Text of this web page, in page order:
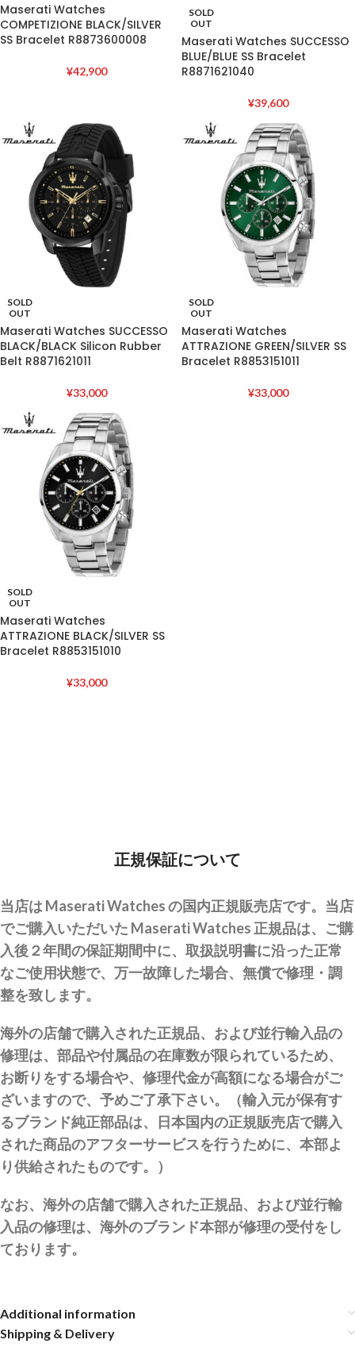
Maserati Watches
COMPETIZIONE BLACK/SILVER
SS Bracelet R8873600008
¥42,900
SOLD
OUT
Maserati Watches SUCCESSO
BLUE/BLUE SS Bracelet
R8871621040
¥39,600
SOLD
OUT
Maserati Watches SUCCESSO
BLACK/BLACK Silicon Rubber
Belt R8871621011
¥33,000
SOLD
OUT
Maserati Watches
ATTRAZIONE GREEN/SILVER SS
Bracelet R8853151011
¥33,000
SOLD
OUT
Maserati Watches
ATTRAZIONE BLACK/SILVER SS
Bracelet R8853151010
¥33,000
正規保証について
当店は Maserati Watches の国内正規販売店です。当店
でご購入いただいた Maserati Watches 正規品は、ご購
入後２年間の保証期間中に、取扱説明書に沿った正常
なご使用状態で、万一故障した場合、無償で修理・調
整を致します。
海外の店舗で購入された正規品、および並行輸入品の
修理は、部品や付属品の在庫数が限られているため、
お断りをする場合や、修理代金が高額になる場合がご
ざいますので、予めご了承下さい。（輸入元が保有す
るブランド純正部品は、日本国内の正規販売店で購入
された商品のアフターサービスを行うために、本部よ
り供給されたものです。）
なお、海外の店舗で購入された正規品、および並行輸
入品の修理は、海外のブランド本部が修理の受付をし
ております。
Additional information
Shipping & Delivery